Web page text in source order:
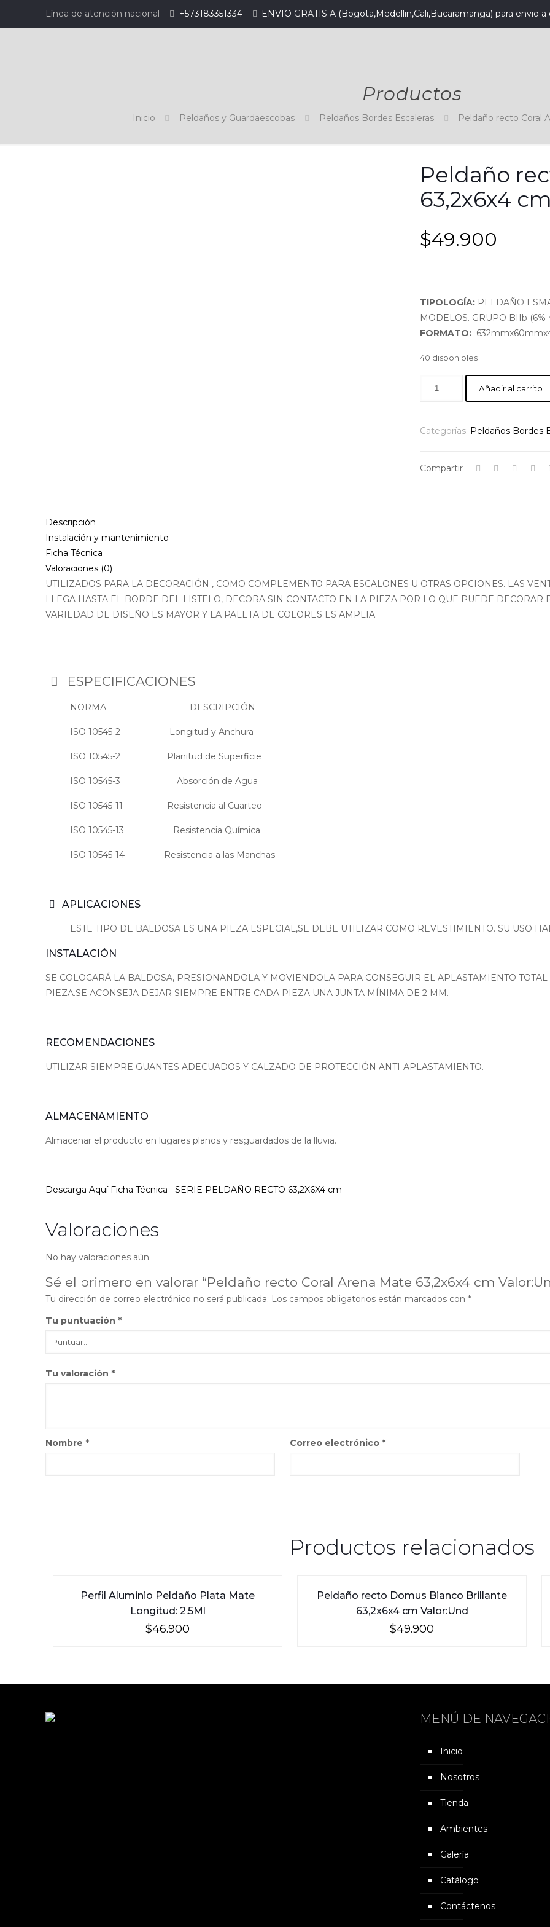
Línea de atención nacional +573183351334 ENVIO GRATIS A (Bogota,Medellin,Cali,Bucaramanga) para envio
Productos
Inicio Peldaños y Guardaescobas Peldaños Bordes Escaleras Peldaño recto Coral
Peldaño
63,2x6x4
$49.900
TIPOLOGÍA:PELDAÑO
MODELOS. GRUPO BIIb (6%
FORMATO:
40 disponibles
Añadir al carrito
Categorías: Peldaños Bordes
Compartir
Descripción
Instalación y mantenimiento
Ficha Técnica
Valoraciones (0)
UTILIZADOS PARA LA DECORACIÓN , COMO COMPLEMENTO PARA ESCALONES U OTRAS OPCIONES. LAS
LLEGA HASTA EL BORDE DEL LISTELO, DECORA SIN CONTACTO EN LA PIEZA POR LO QUE PUEDE DECORAR
VARIEDAD DE DISEÑO ES MAYOR Y LA PALETA DE COLORES ES AMPLIA.
ESPECIFICACIONES
NORMA DESCRIPCIÓN
ISO 10545-2 Longitud y Anchura
ISO 10545-2 Planitud de Superficie
ISO 10545-3 Absorción de Agua
ISO 10545-11 Resistencia al Cuarteo
ISO 10545-13 Resistencia Química
ISO 10545-14 Resistencia a las Manchas
APLICACIONES
ESTE TIPO DE BALDOSA ES UNA PIEZA ESPECIAL,SE DEBE UTILIZAR COMO REVESTIMIENTO. SU USO
INSTALACIÓN
SE COLOCARÁ LA BALDOSA, PRESIONANDOLA Y MOVIENDOLA PARA CONSEGUIR EL APLASTAMIENTO
PIEZA.SE ACONSEJA DEJAR SIEMPRE ENTRE CADA PIEZA UNA JUNTA MÍNIMA DE 2 MM.
RECOMENDACIONES
UTILIZAR SIEMPRE GUANTES ADECUADOS Y CALZADO DE PROTECCIÓN ANTI-APLASTAMIENTO.
ALMACENAMIENTO
Almacenar el producto en lugares planos y resguardados de la lluvia.
Descarga Aquí Ficha Técnica SERIE PELDAÑO RECTO 63,2X6X4 cm
Valoraciones
No hay valoraciones aún.
Sé el primero en valorar “Peldaño recto Coral Arena Mate 63,2x6x4 cm
Tu dirección de correo electrónico no será publicada. Los campos obligatorios están marcados con*
Tu puntuación *
Tu valoración *
Nombre * Correo electrónico *
Productos relacionados
Perfil Aluminio Peldaño Plata Mate
Longitud: 2.5Ml
$46.900
Peldaño recto Domus Bianco Brillante
63,2x6x4 cm Valor:Und
$49.900
MENÚ DE
Inicio
Nosotros
Tienda
Ambientes
Galería
Catálogo
Contáctenos